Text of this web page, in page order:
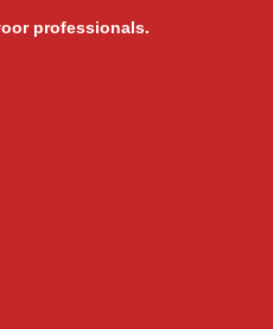
professionals.